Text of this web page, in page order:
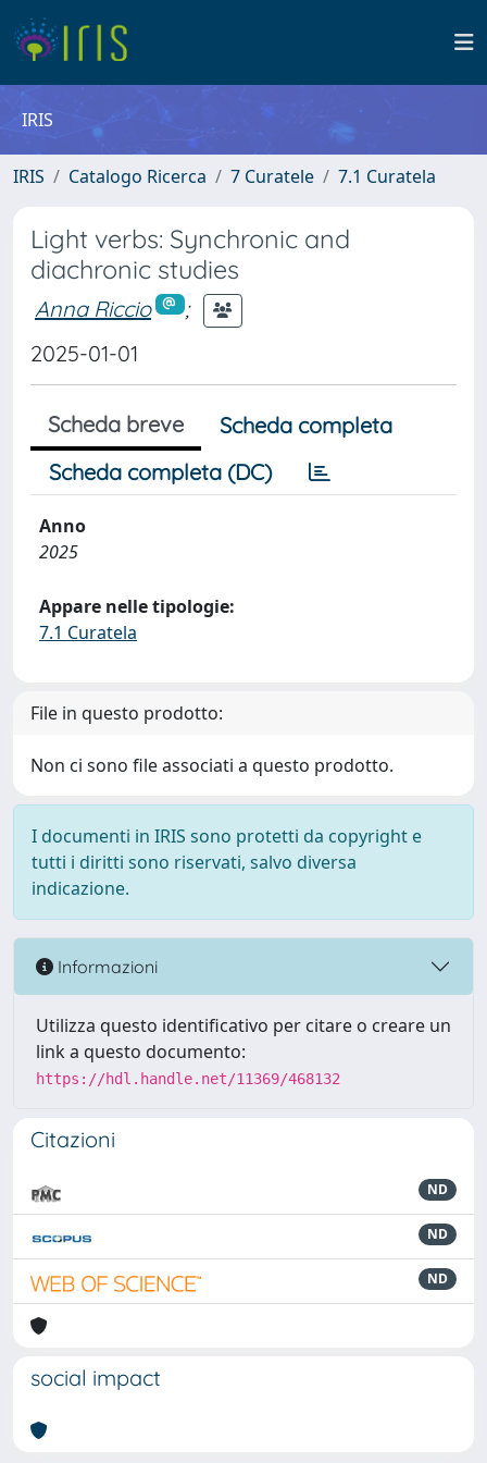
IRIS
IRIS Catalogo Ricerca 7 Curatele 7.1 Curatela
Light verbs: Synchronic and
diachronic studies
Anna Riccio
;
2025-01-01
Scheda breve
Scheda completa
Scheda completa (DC)
Anno
2025
Appare nelle tipologie:
7.1 Curatela
File in questo prodotto:
Non ci sono file associati a questo prodotto.
I documenti in IRIS sono protetti da copyright e
tutti i diritti sono riservati, salvo diversa
indicazione.
Informazioni
Utilizza questo identificativo per citare o creare un
link a questo documento:
https://hdl.handle.net/11369/468132
Citazioni
ND
ND
ND
social impact